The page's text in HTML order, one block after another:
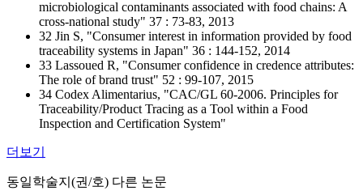
microbiological contaminants associated with food chains: A
cross-national study" 37 : 73-83, 2013
32 Jin S, "Consumer interest in information provided by food
traceability systems in Japan" 36 : 144-152, 2014
33 Lassoued R, "Consumer confidence in credence attributes:
The role of brand trust" 52 : 99-107, 2015
34 Codex Alimentarius, "CAC/GL 60-2006. Principles for
Traceability/Product Tracing as a Tool within a Food
Inspection and Certification System"
더보기
동일학술지(권/호) 다른 논문